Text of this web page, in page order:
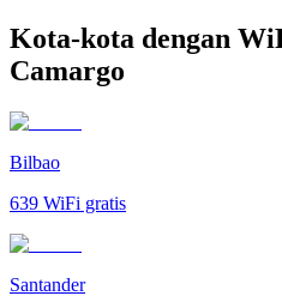
Kota-kota dengan
Camargo
Bilbao
639 WiFi gratis
Santander